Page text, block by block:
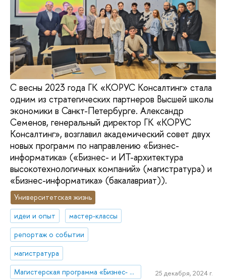
С весны 2023 года ГК «КОРУС Консалтинг» стала
одним из стратегических партнеров Высшей школы
экономики в Санкт-Петербурге. Александр
Семенов, генеральный директор ГК «КОРУС
Консалтинг», возглавил академический совет двух
новых программ по направлению «Бизнес-
информатика» («Бизнес- и ИТ-архитектура
высокотехнологичных компаний» (магистратура) и
«Бизнес-информатика» (бакалавриат)).
Университетская жизнь
идеи и опыт
мастер-классы
репортаж о событии
магистратура
Магистерская программа «Бизнес- и ИТ-архитектура высокотехнологичных компаний»
25 декабря, 2024 г.